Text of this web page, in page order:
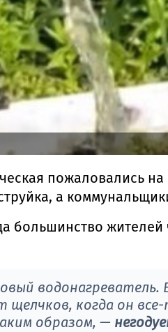
пожаловались
а
жителей
водонагреватель.
щелчков, когда он
образом, —